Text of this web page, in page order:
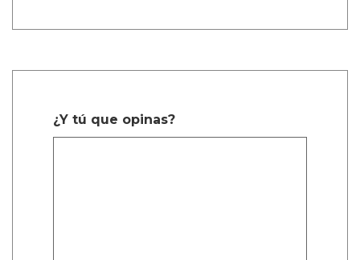
¿Y tú que opinas?